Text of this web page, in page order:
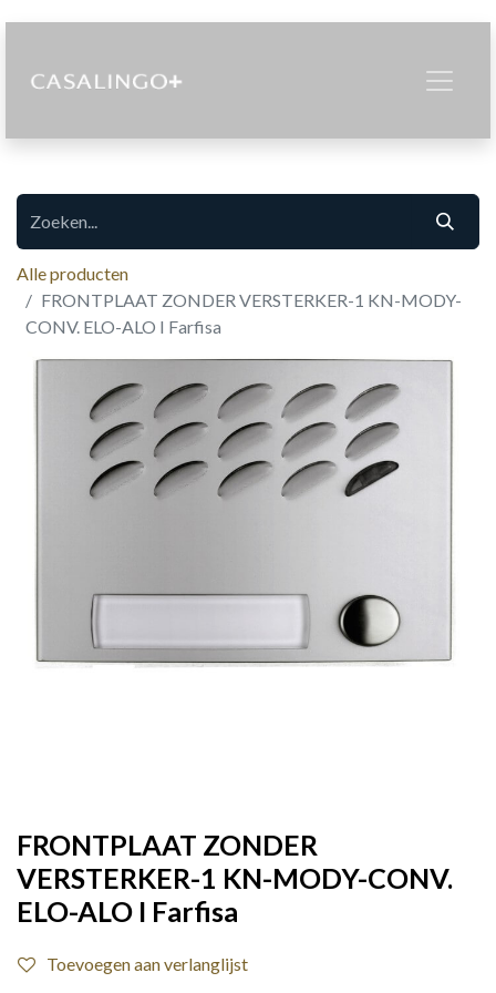
Alle producten
FRONTPLAAT ZONDER VERSTERKER-1 KN-MODY-
CONV. ELO-ALO I Farfisa
FRONTPLAAT ZONDER
VERSTERKER-1 KN-MODY-CONV.
ELO-ALO I Farfisa
Toevoegen aan verlanglijst